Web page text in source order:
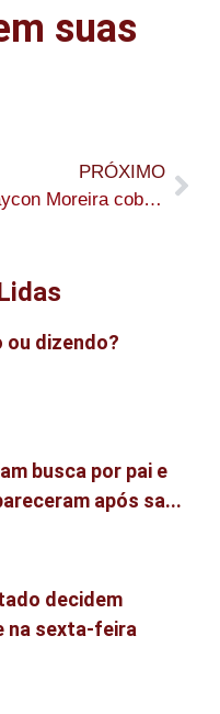
suas
PRÓXIMO
Maycon Moreira cobra transparência sobre recursos da enchente e apresenta novas indicações na Câmara de Sena Madureira
dizendo?
busca por pai e
após sa...
decidem
na sexta-feira